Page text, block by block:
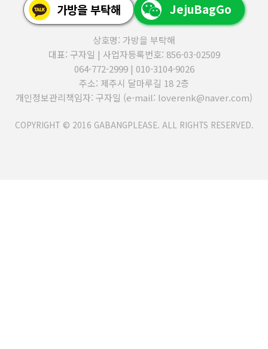
가방을 부탁해 JejuBagGo
상호명: 가방을 부탁해
대표: 구자일 | 사업자등록번호: 856-03-02509
064-772-2999 | 010-3104-9026
주소: 제주시 달마루길 18 2층
개인정보관리책임자: 구자일 (e-mail: loverenk@naver.com)
COPYRIGHT © 2016 GABANGPLEASE. ALL RIGHTS RESERVED.